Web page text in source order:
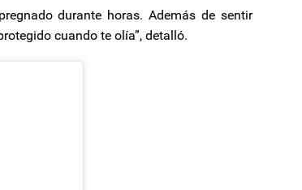
durante horas. Además de sentir
cuando te olía”, detalló.